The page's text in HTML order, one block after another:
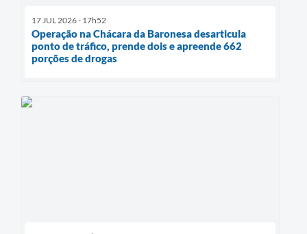
17 JUL 2026 - 17h52
Operação na Chácara da Baronesa desarticula
ponto de tráfico, prende dois e apreende 662
porções de drogas